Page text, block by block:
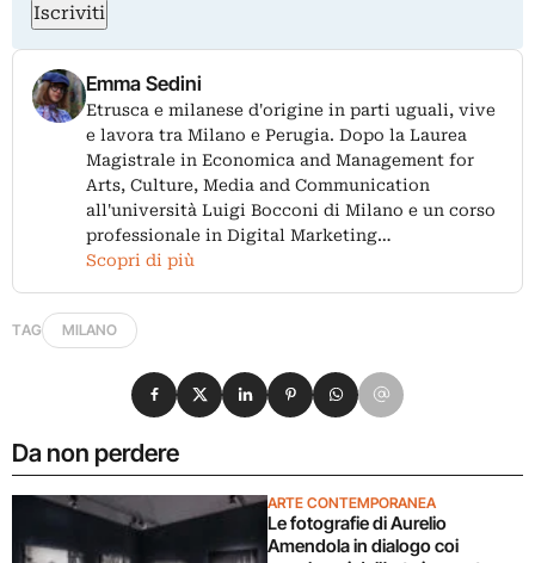
Iscriviti
Emma Sedini
Etrusca e milanese d'origine in parti uguali, vive
e lavora tra Milano e Perugia. Dopo la Laurea
Magistrale in Economica and Management for
Arts, Culture, Media and Communication
all'università Luigi Bocconi di Milano e un corso
professionale in Digital Marketing…
Scopri di più
TAG MILANO
Da non perdere
ARTE CONTEMPORANEA
Le fotografie di Aurelio
Amendola in dialogo coi
Condividi su Facebook
Condividi su X
Condividi su LinkedIn
Condividi su Pinterest
Condividi su WhatsApp
Condividi su Email